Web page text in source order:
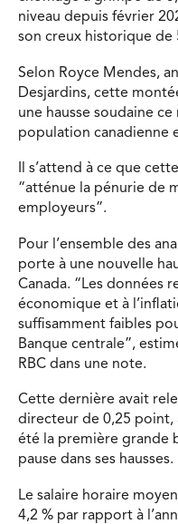
niveau depuis février
son creux historique de
Selon Royce Mendes,
Desjardins, cette
une hausse soudaine
population canadienne
Il s’attend à ce que
“atténue la pénurie de
employeurs”.
Pour l’ensemble des
porte à une nouvelle
Canada. “Les données
économique et à
suffisamment faibles
Banque centrale”,
RBC dans une note.
Cette dernière avait
directeur de 0,25 point,
été la première grande
pause dans ses hausses.
Le salaire horaire
4,2 % par rapport à